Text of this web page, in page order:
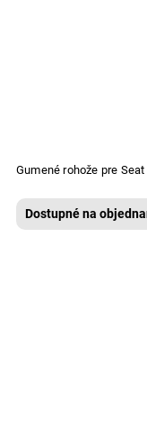
Gumené rohože pre
Dostupné na